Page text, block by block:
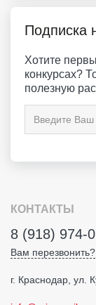
Подписка
Хотите
конкурсах?
полезную
КОНТАКТЫ
8 (918) 974-
Вам перезвонить?
г. Краснодар, ул.